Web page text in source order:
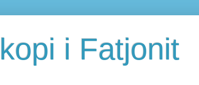
i Fatjonit